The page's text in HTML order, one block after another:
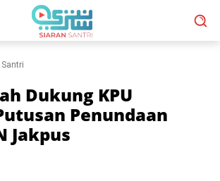
Santri
Dukung KPU
Penundaan
Jakpus